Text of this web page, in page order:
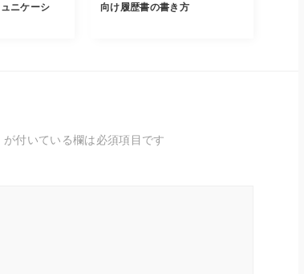
ニケーシ
向け履歴書の書き方
が付いている欄は必須項目です